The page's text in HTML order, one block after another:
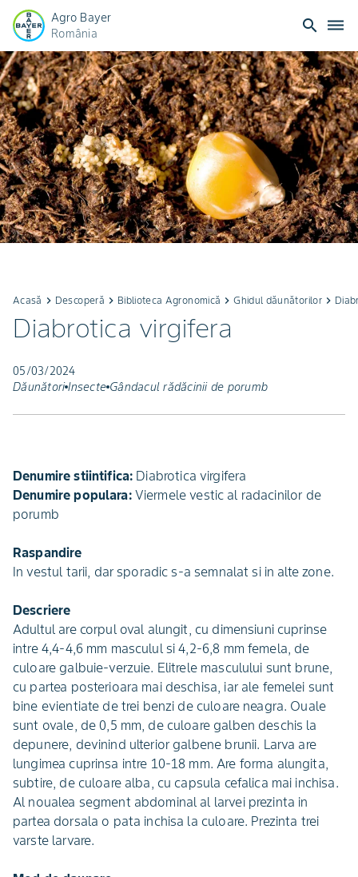
Agro Bayer
România
search dehaze
Acasă keyboard_arrow_right Descoperă keyboard_arrow_right Biblioteca Agronomică keyboard_arrow_rightGhidul dăunătorilorkeyboard_arrow_right
Diabrotica virgifera
05/03/2024
Dăunători Insecte Gândacul rădăcinii de porumb
Denumire stiintifica: Diabrotica virgifera
Denumire populara:Viermele vestic al radacinilor de
porumb
Raspandire
In vestul tarii, dar sporadic s-a semnalat si in alte zone.
Descriere
Adultul are corpul oval alungit, cu dimensiuni cuprinse
intre 4,4-4,6 mm masculul si 4,2-6,8 mm femela, de
culoare galbuie-verzuie. Elitrele masculului sunt brune,
cu partea posterioara mai deschisa, iar ale femelei sunt
bine evientiate de trei benzi de culoare neagra. Ouale
sunt ovale, de 0,5 mm, de culoare galben deschis la
depunere, devinind ulterior galbene brunii. Larva are
lungimea cuprinsa intre 10-18 mm. Are forma alungita,
subtire, de culoare alba, cu capsula cefalica mai inchisa.
Al noualea segment abdominal al larvei prezinta in
partea dorsala o pata inchisa la culoare. Prezinta trei
varste larvare.